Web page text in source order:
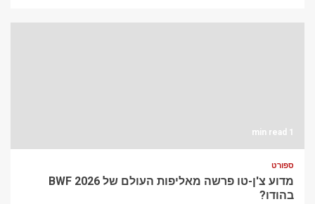
1 min read
ספורט
מדוע צ'ן-טו פרשה מאליפות העולם של BWF 2026
בהודו?